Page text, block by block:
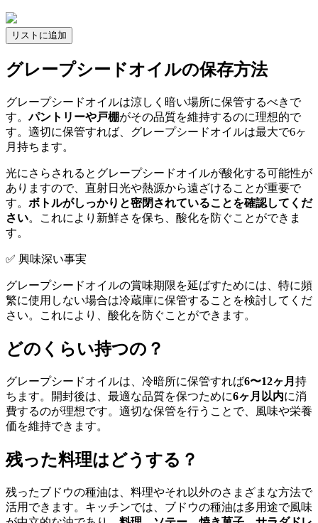
リストに追加
グレープシードオイルの保存方法
グレープシードオイルは涼しく暗い場所に保管するべきで
す。パントリーや戸棚がその品質を維持するのに理想的で
す。適切に保管すれば、グレープシードオイルは最大で6ヶ
月持ちます。
光にさらされるとグレープシードオイルが酸化する可能性が
ありますので、直射日光や熱源から遠ざけることが重要で
す。 ボトルがしっかりと密閉されていることを確認してくだ
さい。これにより新鮮さを保ち、酸化を防ぐことができま
す。
✅ 興味深い事実
グレープシードオイルの賞味期限を延ばすためには、特に頻
繁に使用しない場合は冷蔵庫に保管することを検討してくだ
さい。これにより、酸化を防ぐことができます。
どのくらい持つの？
グレープシードオイルは、冷暗所に保管すれば6〜12ヶ月 持
ちます。開封後は、最適な品質を保つために6ヶ月以内に消
費するのが理想です。適切な保管を行うことで、風味や栄養
価を維持できます。
残った料理はどうする？
残ったブドウの種油は、料理やそれ以外のさまざまな方法で
活用できます。キッチンでは、ブドウの種油は多用途で風味